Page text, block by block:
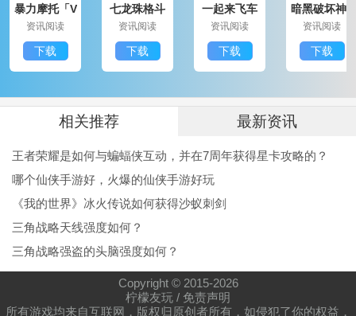
暴力摩托「V
1.25」IOS版
资讯阅读
下载
七龙珠格斗
免费「V5.
资讯阅读
下载
一起来飞车
本「V1.02」
资讯阅读
下载
暗黑破坏神3
免费版「V1.
资讯阅读
下载
相关推荐 最新资讯
王者荣耀是如何与蝙蝠侠互动，并在7周年获得星卡攻略的？
哪个仙侠手游好，火爆的仙侠手游好玩
《我的世界》冰火传说如何获得沙蚁刺剑
三角战略天线强度如何？
三角战略强盗的头脑强度如何？
Copyright © 2015-2026
柠檬友玩 / 免责声明
所有游戏均来自互联网，版权归原创者所有，如侵犯了你的权益，